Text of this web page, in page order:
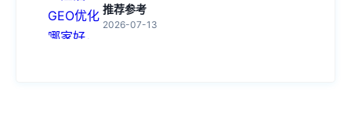
推荐参考
2026-07-13